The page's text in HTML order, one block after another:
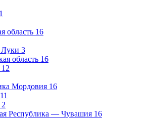
1
область 16
3
область 16
12
Мордовия 16
11
2
Республика — Чувашия 16